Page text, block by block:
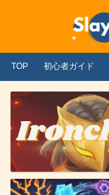
TOP 初心者ガイド